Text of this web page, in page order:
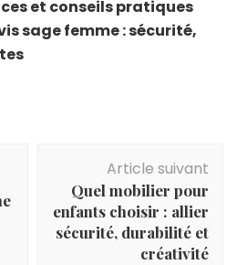
et conseils pratiques
sage femme : sécurité,
Article suivant
Quel mobilier pour
enfants choisir : allier
sécurité, durabilité et
créativité